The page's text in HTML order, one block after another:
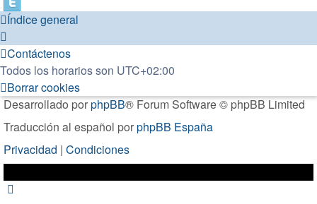
Índice general
Contáctenos
Todos los horarios son UTC+02:00
Borrar cookies
Desarrollado porphpBB® Forum Software © phpBB Limited
Traducción al español porphpBB España
Privacidad | Condiciones